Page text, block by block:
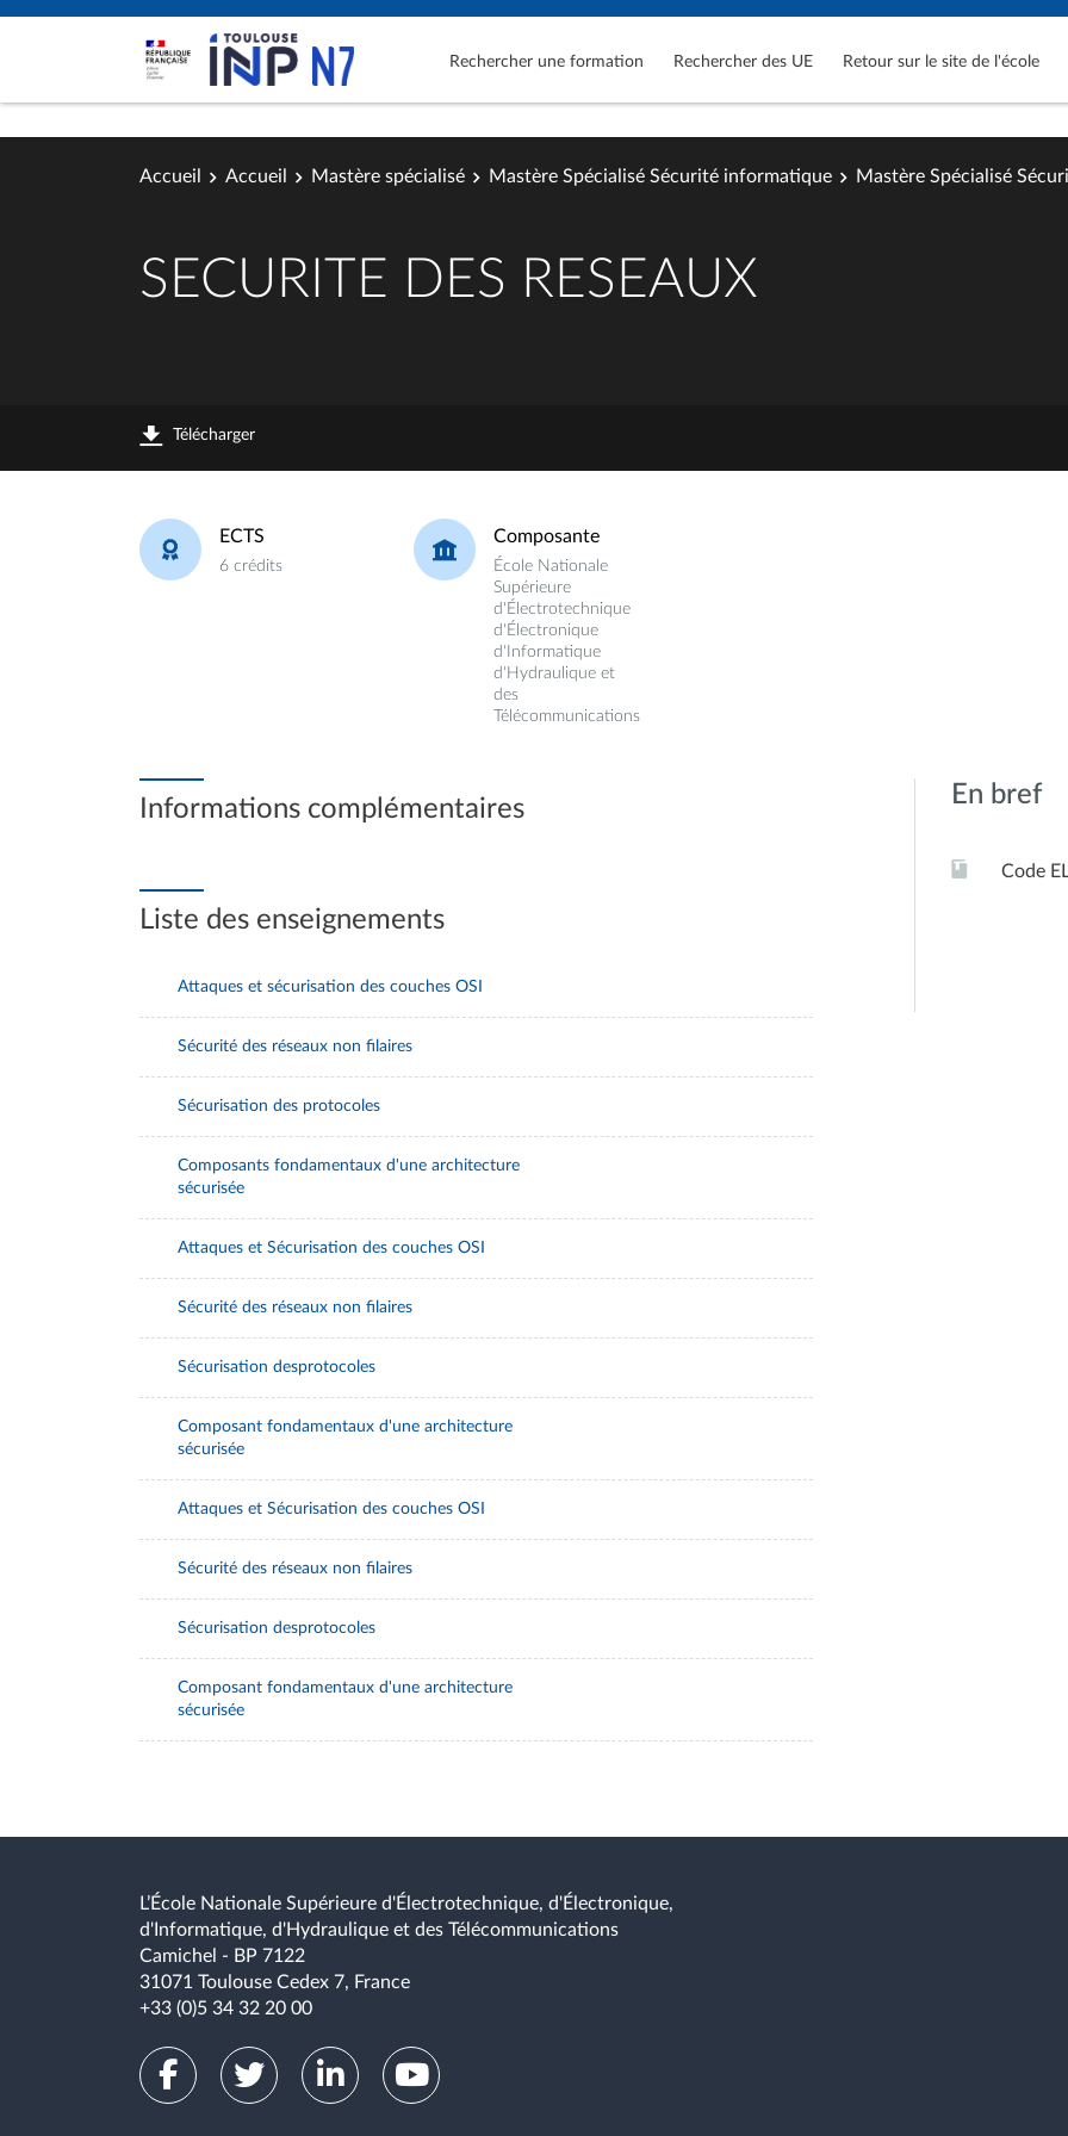
Rechercher une formation Rechercher des UE Retour sur le site de l'école
Accueil Accueil Mastère spécialisé Mastère Spécialisé Sécurité informatique Mastère Spécialisé
SECURITE DES RESEAUX
Télécharger
ECTS
6 crédits
Composante
École Nationale
Supérieure
d'Électrotechnique
d'Électronique
d'Informatique
d'Hydraulique et
des
Télécommunications
Informations complémentaires
Liste des enseignements
Attaques et sécurisation des couches OSI
Sécurité des réseaux non filaires
Sécurisation des protocoles
Composants fondamentaux d'une architecture
sécurisée
Attaques et Sécurisation des couches OSI
Sécurité des réseaux non filaires
Sécurisation desprotocoles
Composant fondamentaux d'une architecture
sécurisée
Attaques et Sécurisation des couches OSI
Sécurité des réseaux non filaires
Sécurisation desprotocoles
Composant fondamentaux d'une architecture
sécurisée
En bref
Code
L’École Nationale Supérieure d'Électrotechnique, d'Électronique,
d'Informatique, d'Hydraulique et des Télécommunications
Camichel - BP 7122
31071 Toulouse Cedex 7, France
+33 (0)5 34 32 20 00